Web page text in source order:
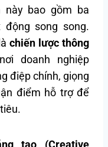
này bao gồm ba
song song.
chiến lược thông
doanh nghiệp
điệp chính, giọng
điểm hỗ trợ để
tạo (Creative